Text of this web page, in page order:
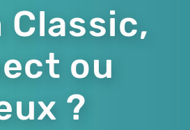
Classic,
ou
?